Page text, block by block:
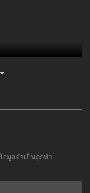
อมูลจำเป็นถูกทำ